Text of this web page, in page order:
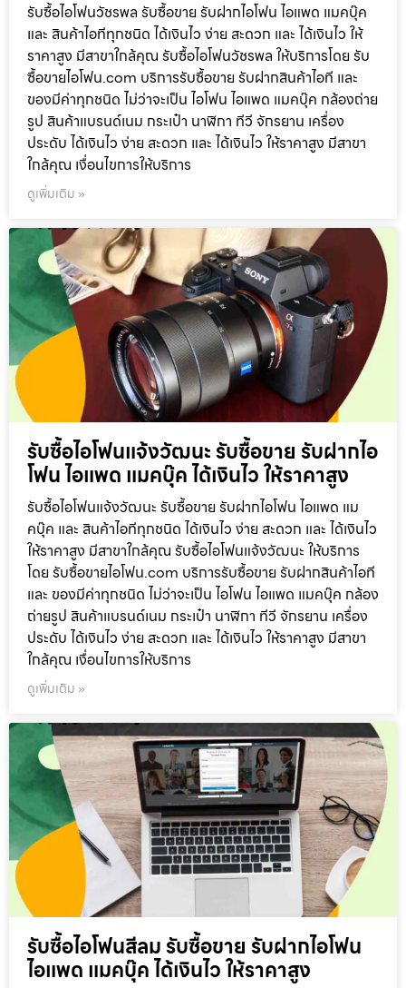
รับซื้อไอโฟนวัชรพล รับซื้อขาย รับฝากไอโฟน ไอแพด แมคบุ๊ค
และ สินค้าไอทีทุกชนิด ได้เงินไว ง่าย สะดวก และ ได้เงินไว ให้
ราคาสูง มีสาขาใกล้คุณ รับซื้อไอโฟนวัชรพล ให้บริการโดย รับ
ซื้อขายไอโฟน.com บริการรับซื้อขาย รับฝากสินค้าไอที และ
ของมีค่าทุกชนิด ไม่ว่าจะเป็น ไอโฟน ไอแพด แมคบุ๊ค กล้องถ่าย
รูป สินค้าแบรนด์เนม กระเป๋า นาฬิกา ทีวี จักรยาน เครื่อง
ประดับ ได้เงินไว ง่าย สะดวก และ ได้เงินไว ให้ราคาสูง มีสาขา
ใกล้คุณ เงื่อนไขการให้บริการ
ดูเพิ่มเติม »
รับซื้อไอโฟนแจ้งวัฒนะ รับซื้อขาย รับฝากไอ
โฟน ไอแพด แมคบุ๊ค ได้เงินไว ให้ราคาสูง
รับซื้อไอโฟนแจ้งวัฒนะ รับซื้อขาย รับฝากไอโฟน ไอแพด แม
คบุ๊ค และ สินค้าไอทีทุกชนิด ได้เงินไว ง่าย สะดวก และ ได้เงินไว
ให้ราคาสูง มีสาขาใกล้คุณ รับซื้อไอโฟนแจ้งวัฒนะ ให้บริการ
โดย รับซื้อขายไอโฟน.com บริการรับซื้อขาย รับฝากสินค้าไอที
และ ของมีค่าทุกชนิด ไม่ว่าจะเป็น ไอโฟน ไอแพด แมคบุ๊ค กล้อง
ถ่ายรูป สินค้าแบรนด์เนม กระเป๋า นาฬิกา ทีวี จักรยาน เครื่อง
ประดับ ได้เงินไว ง่าย สะดวก และ ได้เงินไว ให้ราคาสูง มีสาขา
ใกล้คุณ เงื่อนไขการให้บริการ
ดูเพิ่มเติม »
รับซื้อไอโฟนสีลม รับซื้อขาย รับฝากไอโฟน
ไอแพด แมคบุ๊ค ได้เงินไว ให้ราคาสูง